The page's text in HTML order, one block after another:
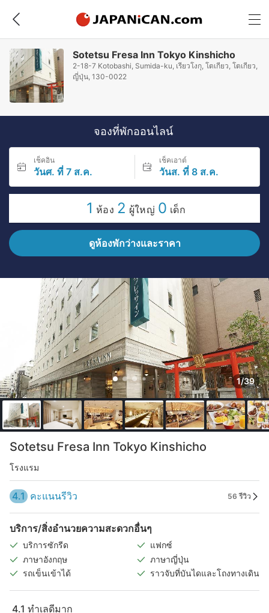
Sotetsu Fresa Inn Tokyo Kinshicho
2-18-7 Kotobashi, Sumida-ku, เรียวโงกุ, โตเกียว, โตเกียว,
ญี่ปุ่น, 130-0022
จองที่พักออนไลน์
เช็คอิน
วันศ. ที่ 7 ส.ค.
เช็คเอาต์
วันส. ที่ 8 ส.ค.
1 ห้อง 2 ผู้ใหญ่ 0 เด็ก
ดูห้องพักว่างและราคา
1/39
Sotetsu Fresa Inn Tokyo Kinshicho
โรงแรม
4.1 คะแนนรีวิว 56 รีวิว
บริการ/สิ่งอำนวยความสะดวกอื่นๆ
บริการซักรีด
แฟกซ์
ภาษาอังกฤษ
ภาษาญี่ปุ่น
รถเข็นเข้าได้
ราวจับที่บันไดและโถงทางเดิน
4.1 ทำเลดีมาก